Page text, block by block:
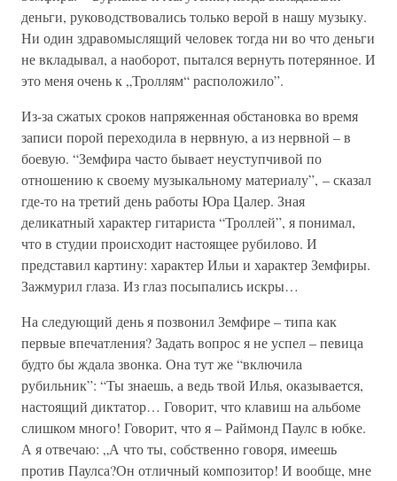
деньги, руководствовались только верой в нашу музыку.
Ни один здравомыслящий человек тогда ни во что деньги
не вкладывал, а наоборот, пытался вернуть потерянное. И
это меня очень к „Троллям“ расположило”.
Из-за сжатых сроков напряженная обстановка во время
записи порой переходила в нервную, а из нервной – в
боевую. “Земфира часто бывает неуступчивой по
отношению к своему музыкальному материалу”, – сказал
где-то на третий день работы Юра Цалер. Зная
деликатный характер гитариста “Троллей”, я понимал,
что в студии происходит настоящее рубилово. И
представил картину: характер Ильи и характер Земфиры.
Зажмурил глаза. Из глаз посыпались искры…
На следующий день я позвонил Земфире – типа как
первые впечатления? Задать вопрос я не успел – певица
будто бы ждала звонка. Она тут же “включила
рубильник”: “Ты знаешь, а ведь твой Илья, оказывается,
настоящий диктатор… Говорит, что клавиш на альбоме
слишком много! Говорит, что я – Раймонд Паулс в юбке.
А я отвечаю: „А что ты, собственно говоря, имеешь
против Паулса?Он отличный композитор! И вообще, мне